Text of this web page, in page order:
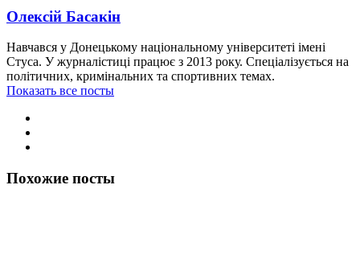
Олексій Басакін
Навчався у Донецькому національному університеті імені
Стуса. У журналістиці працює з 2013 року. Спеціалізується на
політичних, кримінальних та спортивних темах.
Показать все посты
Похожие посты